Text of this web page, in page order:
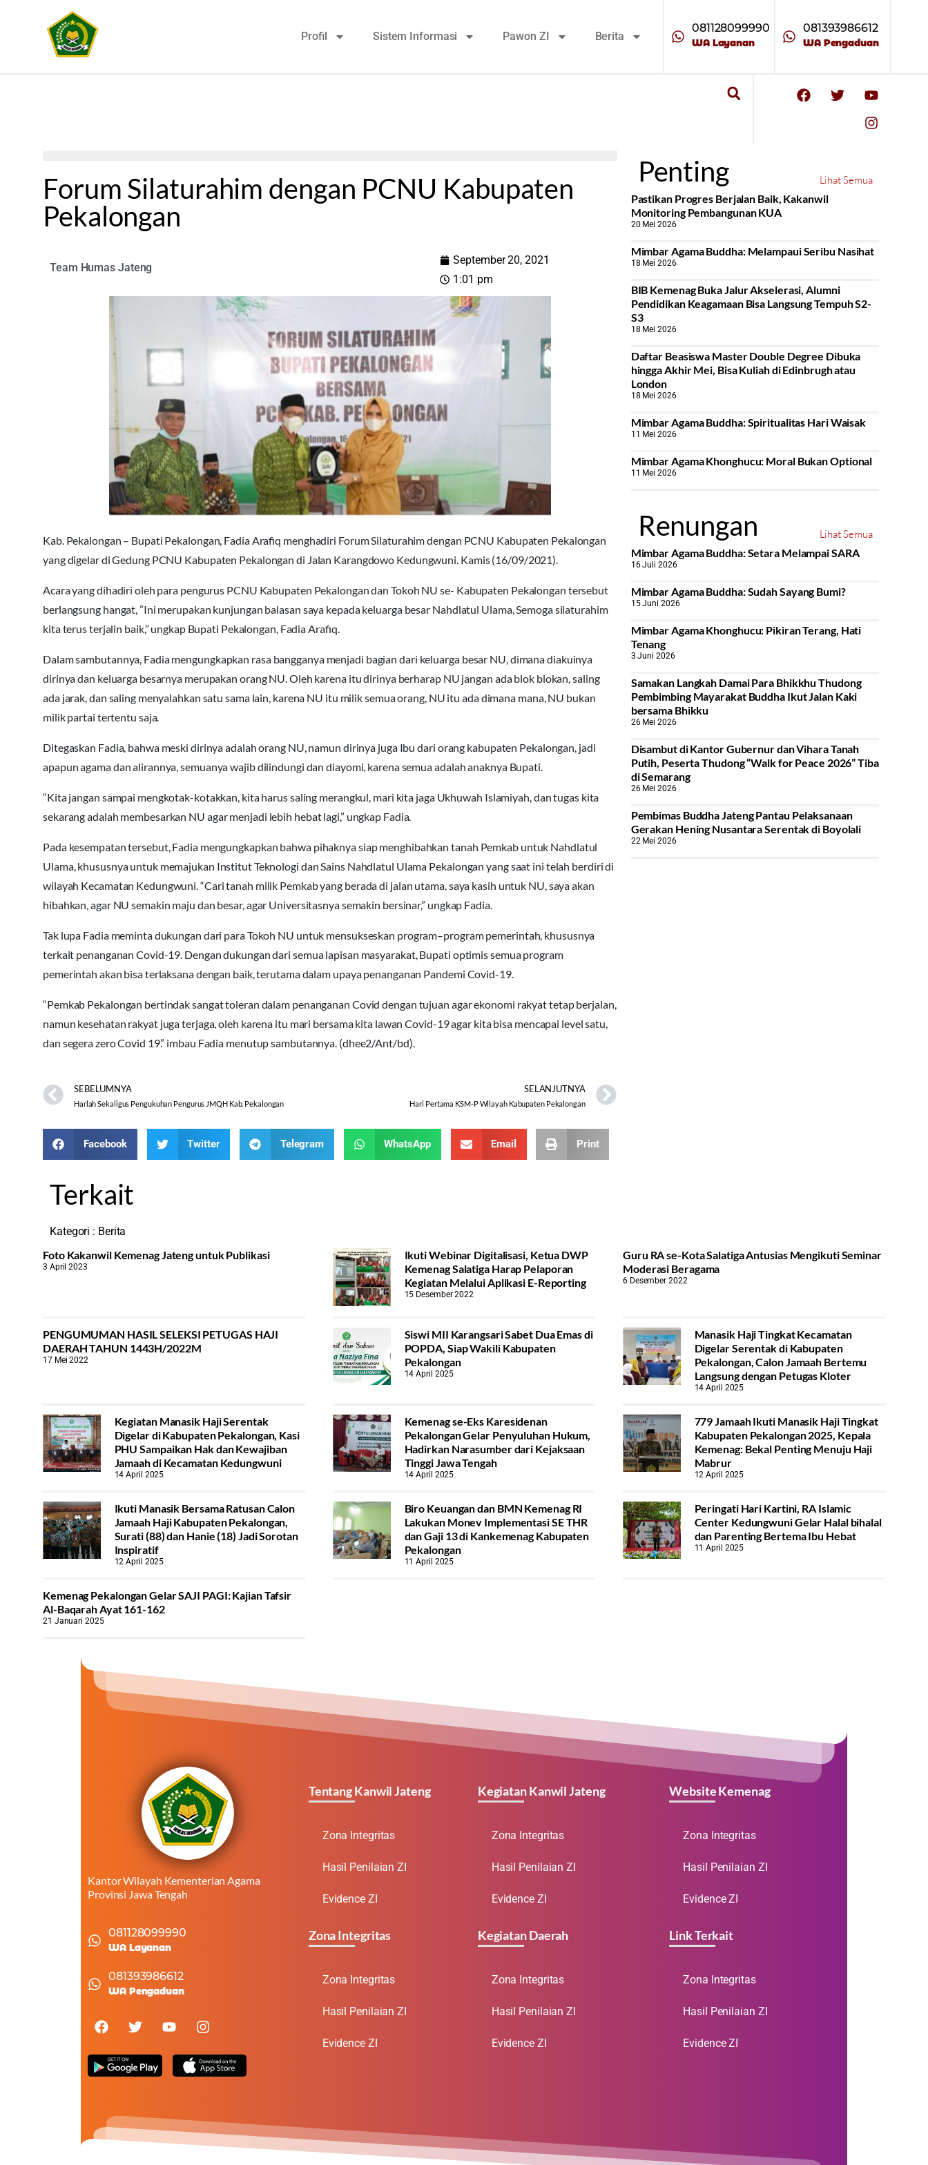
Profil Sistem Informasi Pawon ZI Berita
081128099990
WA Layanan
081393986612
WA Pengaduan
Forum Silaturahim dengan PCNU Kabupaten
Pekalongan
Team Humas Jateng
September 20, 2021
1:01 pm
Kab. Pekalongan – Bupati Pekalongan, Fadia Arafiq menghadiri Forum Silaturahim dengan PCNU Kabupaten Pekalongan
yang digelar di Gedung PCNU Kabupaten Pekalongan di Jalan Karangdowo Kedungwuni. Kamis (16/09/2021).
Acara yang dihadiri oleh para pengurus PCNU Kabupaten Pekalongan dan Tokoh NU se- Kabupaten Pekalongan tersebut
berlangsung hangat, ”Ini merupakan kunjungan balasan saya kepada keluarga besar Nahdlatul Ulama, Semoga silaturahim
kita terus terjalin baik,” ungkap Bupati Pekalongan, Fadia Arafiq.
Dalam sambutannya, Fadia mengungkapkan rasa bangganya menjadi bagian dari keluarga besar NU, dimana diakuinya
dirinya dan keluarga besarnya merupakan orang NU. Oleh karena itu dirinya berharap NU jangan ada blok blokan, saling
ada jarak, dan saling menyalahkan satu sama lain, karena NU itu milik semua orang, NU itu ada dimana mana, NU bukan
milik partai tertentu saja.
Ditegaskan Fadia, bahwa meski dirinya adalah orang NU, namun dirinya juga Ibu dari orang kabupaten Pekalongan, jadi
apapun agama dan alirannya, semuanya wajib dilindungi dan diayomi, karena semua adalah anaknya Bupati.
“Kita jangan sampai mengkotak-kotakkan, kita harus saling merangkul, mari kita jaga Ukhuwah Islamiyah, dan tugas kita
sekarang adalah membesarkan NU agar menjadi lebih hebat lagi,” ungkap Fadia.
Pada kesempatan tersebut, Fadia mengungkapkan bahwa pihaknya siap menghibahkan tanah Pemkab untuk Nahdlatul
Ulama, khususnya untuk memajukan Institut Teknologi dan Sains Nahdlatul Ulama Pekalongan yang saat ini telah berdiri di
wilayah Kecamatan Kedungwuni. “Cari tanah milik Pemkab yang berada di jalan utama, saya kasih untuk NU, saya akan
hibahkan, agar NU semakin maju dan besar, agar Universitasnya semakin bersinar,” ungkap Fadia.
Tak lupa Fadia meminta dukungan dari para Tokoh NU untuk mensukseskan program–program pemerintah, khususnya
terkait penanganan Covid-19. Dengan dukungan dari semua lapisan masyarakat, Bupati optimis semua program
pemerintah akan bisa terlaksana dengan baik, terutama dalam upaya penanganan Pandemi Covid-19.
“Pemkab Pekalongan bertindak sangat toleran dalam penanganan Covid dengan tujuan agar ekonomi rakyat tetap berjalan,
namun kesehatan rakyat juga terjaga, oleh karena itu mari bersama kita lawan Covid-19 agar kita bisa mencapai level satu,
dan segera zero Covid 19.” imbau Fadia menutup sambutannya. (dhee2/Ant/bd).
SEBELUMNYA
Harlah Sekaligus Pengukuhan Pengurus JMQH Kab. Pekalongan
SELANJUTNYA
Hari Pertama KSM-P Wilayah Kabupaten Pekalongan
Facebook Twitter Telegram WhatsApp Email Print
Penting
Lihat Semua
Pastikan Progres Berjalan Baik, Kakanwil
Monitoring Pembangunan KUA
20 Mei 2026
Mimbar Agama Buddha: Melampaui Seribu Nasihat
18 Mei 2026
BIB Kemenag Buka Jalur Akselerasi, Alumni
Pendidikan Keagamaan Bisa Langsung Tempuh S2-
S3
18 Mei 2026
Daftar Beasiswa Master Double Degree Dibuka
hingga Akhir Mei, Bisa Kuliah di Edinbrugh atau
London
18 Mei 2026
Mimbar Agama Buddha: Spiritualitas Hari Waisak
11 Mei 2026
Mimbar Agama Khonghucu: Moral Bukan Optional
11 Mei 2026
Renungan
Lihat Semua
Mimbar Agama Buddha: Setara Melampai SARA
16 Juli 2026
Mimbar Agama Buddha: Sudah Sayang Bumi?
15 Juni 2026
Mimbar Agama Khonghucu: Pikiran Terang, Hati
Tenang
3 Juni 2026
Samakan Langkah Damai Para Bhikkhu Thudong
Pembimbing Mayarakat Buddha Ikut Jalan Kaki
bersama Bhikku
26 Mei 2026
Disambut di Kantor Gubernur dan Vihara Tanah
Putih, Peserta Thudong “Walk for Peace 2026” Tiba
di Semarang
26 Mei 2026
‎Pembimas Buddha Jateng Pantau Pelaksanaan
Gerakan Hening Nusantara Serentak di Boyolali
22 Mei 2026
Terkait
Kategori : Berita
Foto Kakanwil Kemenag Jateng untuk Publikasi
3 April 2023
Ikuti Webinar Digitalisasi, Ketua DWP
Kemenag Salatiga Harap Pelaporan
Kegiatan Melalui Aplikasi E-Reporting
15 Desember 2022
Guru RA se-Kota Salatiga Antusias Mengikuti Seminar
Moderasi Beragama
6 Desember 2022
PENGUMUMAN HASIL SELEKSI PETUGAS HAJI
DAERAH TAHUN 1443H/2022M
17 Mei 2022
Siswi MII Karangsari Sabet Dua Emas di
POPDA, Siap Wakili Kabupaten
Pekalongan
14 April 2025
Manasik Haji Tingkat Kecamatan
Digelar Serentak di Kabupaten
Pekalongan, Calon Jamaah Bertemu
Langsung dengan Petugas Kloter
14 April 2025
Kegiatan Manasik Haji Serentak
Digelar di Kabupaten Pekalongan, Kasi
PHU Sampaikan Hak dan Kewajiban
Jamaah di Kecamatan Kedungwuni
14 April 2025
Kemenag se-Eks Karesidenan
Pekalongan Gelar Penyuluhan Hukum,
Hadirkan Narasumber dari Kejaksaan
Tinggi Jawa Tengah
14 April 2025
779 Jamaah Ikuti Manasik Haji Tingkat
Kabupaten Pekalongan 2025, Kepala
Kemenag: Bekal Penting Menuju Haji
Mabrur
12 April 2025
Ikuti Manasik Bersama Ratusan Calon
Jamaah Haji Kabupaten Pekalongan,
Surati (88) dan Hanie (18) Jadi Sorotan
Inspiratif
12 April 2025
Biro Keuangan dan BMN Kemenag RI
Lakukan Monev Implementasi SE THR
dan Gaji 13 di Kankemenag Kabupaten
Pekalongan
11 April 2025
Peringati Hari Kartini, RA Islamic
Center Kedungwuni Gelar Halal bihalal
dan Parenting Bertema Ibu Hebat
11 April 2025
Kemenag Pekalongan Gelar SAJI PAGI: Kajian Tafsir
Al-Baqarah Ayat 161-162
21 Januari 2025
Kantor Wilayah Kementerian Agama
Provinsi Jawa Tengah
081128099990
WA Layanan
081393986612
WA Pengaduan
Tentang Kanwil Jateng
Zona Integritas
Hasil Penilaian ZI
Evidence ZI
Zona Integritas
Zona Integritas
Hasil Penilaian ZI
Evidence ZI
Kegiatan Kanwil Jateng
Zona Integritas
Hasil Penilaian ZI
Evidence ZI
Kegiatan Daerah
Zona Integritas
Hasil Penilaian ZI
Evidence ZI
Website Kemenag
Zona Integritas
Hasil Penilaian ZI
Evidence ZI
Link Terkait
Zona Integritas
Hasil Penilaian ZI
Evidence ZI